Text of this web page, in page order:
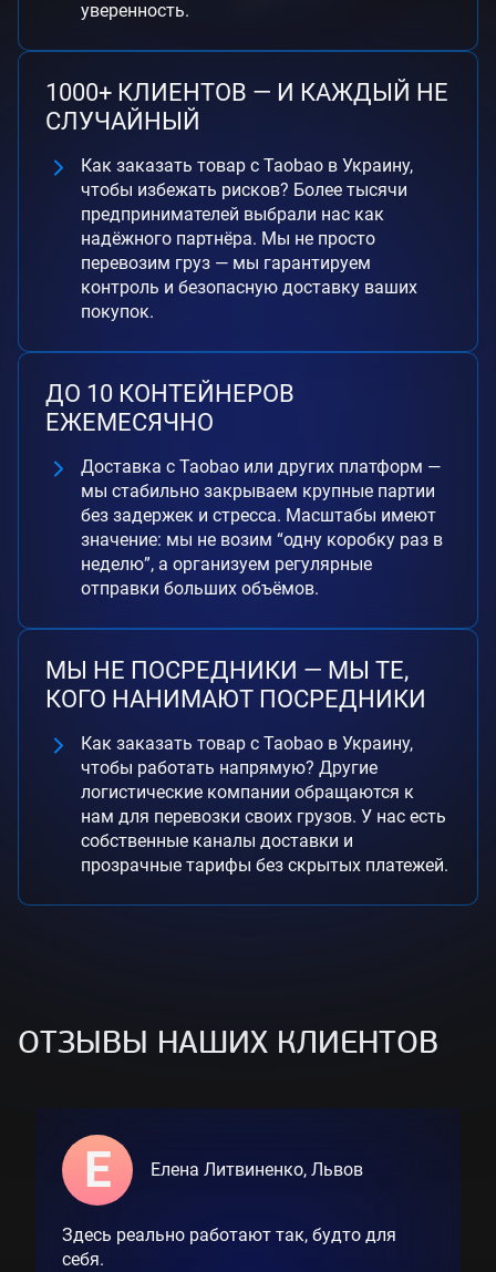
уверенность.
1000+ КЛИЕНТОВ — И КАЖДЫЙ НЕ
СЛУЧАЙНЫЙ
Как заказать товар с Taobao в Украину,
чтобы избежать рисков? Более тысячи
предпринимателей выбрали нас как
надёжного партнёра. Мы не просто
перевозим груз — мы гарантируем
контроль и безопасную доставку ваших
покупок.
ДО 10 КОНТЕЙНЕРОВ
ЕЖЕМЕСЯЧНО
Доставка с Taobao или других платформ —
мы стабильно закрываем крупные партии
без задержек и стресса. Масштабы имеют
значение: мы не возим “одну коробку раз в
неделю”, а организуем регулярные
отправки больших объёмов.
МЫ НЕ ПОСРЕДНИКИ — МЫ ТЕ,
КОГО НАНИМАЮТ ПОСРЕДНИКИ
Как заказать товар с Taobao в Украину,
чтобы работать напрямую? Другие
логистические компании обращаются к
нам для перевозки своих грузов. У нас есть
собственные каналы доставки и
прозрачные тарифы без скрытых платежей.
ОТЗЫВЫ НАШИХ КЛИЕНТОВ
Е Елена Литвиненко, Львов
Здесь реально работают так, будто для
себя.
А Александр Пархоменко, Харьков
Я в бизнесе недавно, и логистика для меня
была чем-то вроде тёмного леса.
А Алина С., Киев
Быстро, качественно, недорого. И главное —
без нервов.